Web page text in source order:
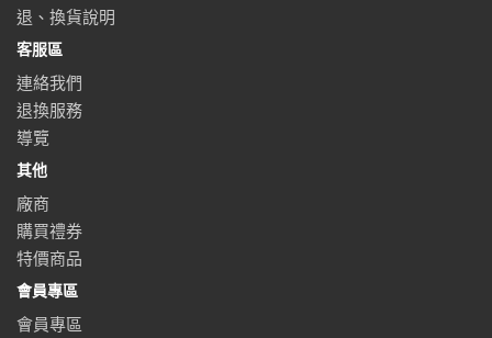
退、換貨說明
客服區
連絡我們
退換服務
導覽
其他
廠商
購買禮券
特價商品
會員專區
會員專區